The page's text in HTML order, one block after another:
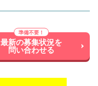
最新の募集状況を
問い合わせる